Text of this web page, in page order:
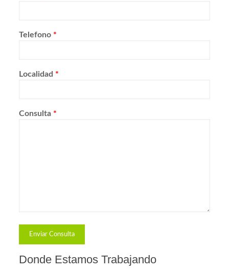
Telefono *
Localidad *
Consulta *
Donde Estamos Trabajando